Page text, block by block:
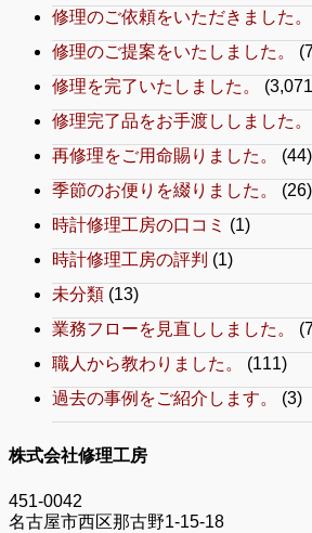
修理のご依頼をいただきました。
修理のご提案をいたしました。
修理を完了いたしました。
修理完了品をお手渡ししました。
再修理をご用命賜りました。
(44)
季節のお便りを綴りました。
(26)
時計修理工房の口コミ (1)
時計修理工房の評判 (1)
未分類 (13)
業務フローを見直ししました。
職人から教わりました。
(111)
過去の事例をご紹介します。
(3)
株式会社修理工房
451-0042
名古屋市西区那古野1-15-18